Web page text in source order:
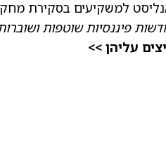
פיננסיות שוטפות
עליהן >>